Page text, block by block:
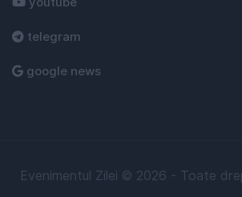
telegram
google news
Evenimentul Zilei © 2026 - Toate